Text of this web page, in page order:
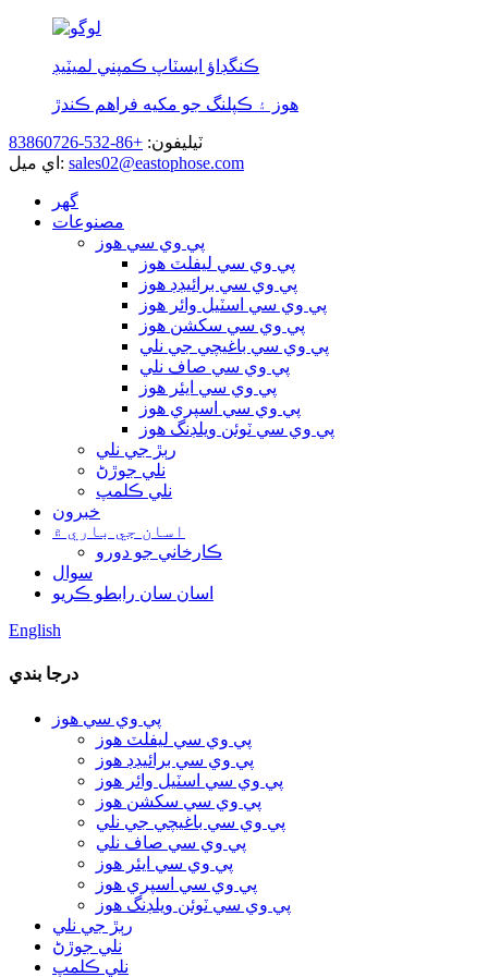
ڪنگڊاؤ ايسٽاپ ڪمپني لميٽيڊ
هوز ۽ ڪپلنگ جو مکيه فراهم ڪندڙ
ٽيليفون: +86-532-83860726
اي ميل: sales02@eastophose.com
گھر
مصنوعات
پي وي سي هوز
پي وي سي ليفلٽ هوز
پي وي سي برائيڊڊ هوز
پي وي سي اسٽيل وائر هوز
پي وي سي سکشن هوز
پي وي سي باغيچي جي نلي
پي وي سي صاف نلي
پي وي سي ايئر هوز
پي وي سي اسپري هوز
پي وي سي ٽوئن ويلڊنگ هوز
رٻڙ جي نلي
نلي جوڙڻ
نلي ڪلمپ
خبرون
اسان جي باري ۾
ڪارخاني جو دورو
سوال
اسان سان رابطو ڪريو
English
درجا بندي
پي وي سي هوز
پي وي سي ليفلٽ هوز
پي وي سي برائيڊڊ هوز
پي وي سي اسٽيل وائر هوز
پي وي سي سکشن هوز
پي وي سي باغيچي جي نلي
پي وي سي صاف نلي
پي وي سي ايئر هوز
پي وي سي اسپري هوز
پي وي سي ٽوئن ويلڊنگ هوز
رٻڙ جي نلي
نلي جوڙڻ
نلي ڪلمپ